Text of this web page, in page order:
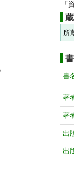
「
所
書
著
著
出
出